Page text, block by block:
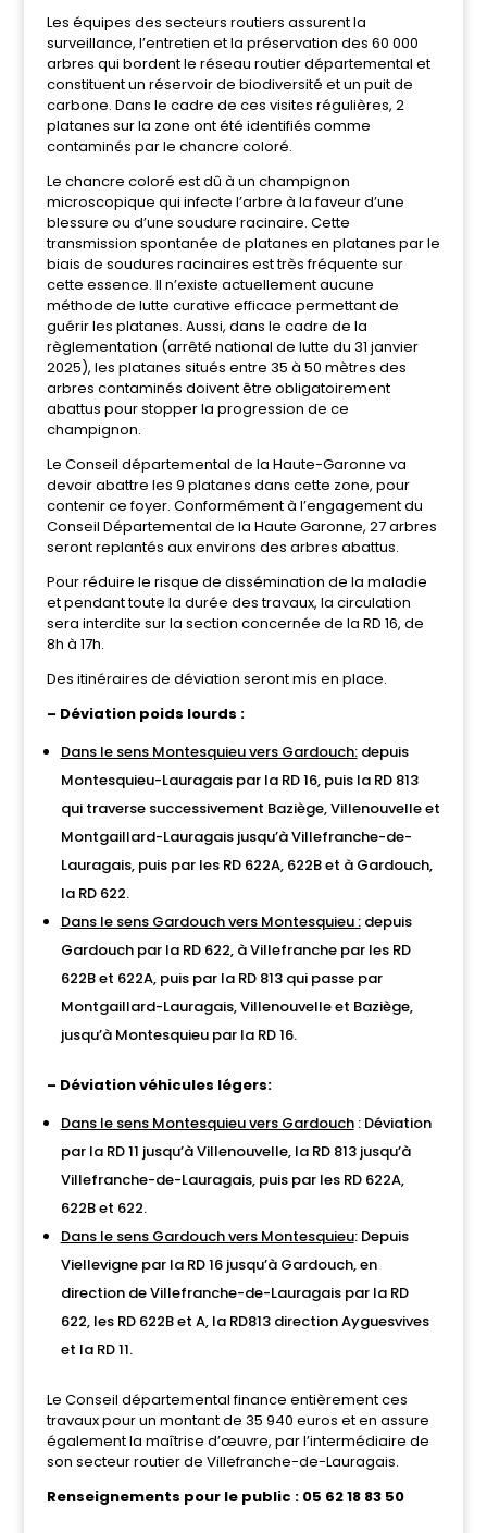
Les équipes des secteurs routiers assurent la
surveillance, l’entretien et la préservation des 60 000
arbres qui bordent le réseau routier départemental et
constituent un réservoir de biodiversité et un puit de
carbone. Dans le cadre de ces visites régulières, 2
platanes sur la zone ont été identifiés comme
contaminés par le chancre coloré.
Le chancre coloré est dû à un champignon
microscopique qui infecte l’arbre à la faveur d’une
blessure ou d’une soudure racinaire. Cette
transmission spontanée de platanes en platanes par le
biais de soudures racinaires est très fréquente sur
cette essence. Il n’existe actuellement aucune
méthode de lutte curative efficace permettant de
guérir les platanes. Aussi, dans le cadre de la
règlementation (arrêté national de lutte du 31 janvier
2025), les platanes situés entre 35 à 50 mètres des
arbres contaminés doivent être obligatoirement
abattus pour stopper la progression de ce
champignon.
Le Conseil départemental de la Haute-Garonne va
devoir abattre les 9 platanes dans cette zone, pour
contenir ce foyer. Conformément à l’engagement du
Conseil Départemental de la Haute Garonne, 27 arbres
seront replantés aux environs des arbres abattus.
Pour réduire le risque de dissémination de la maladie
et pendant toute la durée des travaux, la circulation
sera interdite sur la section concernée de la RD 16, de
8h à 17h.
Des itinéraires de déviation seront mis en place.
– Déviation poids lourds :
Dans le sens Montesquieuvers Gardouch:depuis
Montesquieu-Lauragais par la RD 16, puis la RD 813
qui traverse successivement Baziège, Villenouvelle et
Montgaillard-Lauragais jusqu’à Villefranche-de-
Lauragais, puis par les RD 622A, 622B et à Gardouch,
la RD 622.
Dans le sens Gardouch vers Montesquieu :depuis
Gardouch par la RD 622, à Villefranche par les RD
622B et 622A, puis par la RD 813 qui passe par
Montgaillard-Lauragais, Villenouvelle et Baziège,
jusqu’à Montesquieu par la RD 16.
– Déviation véhicules légers:
Dans le sens Montesquieu vers Gardouch: Déviation
par la RD 11 jusqu’à Villenouvelle, la RD 813 jusqu’à
Villefranche-de-Lauragais, puis par les RD 622A,
622B et 622.
Dans le sens Gardouch vers Montesquieu: Depuis
Viellevigne par la RD 16 jusqu’à Gardouch, en
direction de Villefranche-de-Lauragais par la RD
622, les RD 622B et A, la RD813 direction Ayguesvives
et la RD 11.
Le Conseil départemental finance entièrement ces
travaux pour un montant de 35 940 euros et en assure
également la maîtrise d’œuvre, par l’intermédiaire de
son secteur routier de Villefranche-de-Lauragais.
Renseignements pour le public : 05 62 18 83 50